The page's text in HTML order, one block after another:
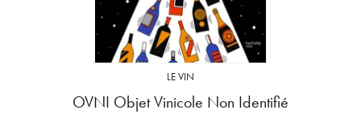
LE VIN
OVNI Objet Vinicole Non Identifié